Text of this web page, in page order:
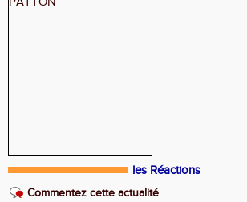
les Réactions
Commentez cette actualité